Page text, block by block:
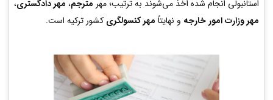
استانبولی انجام شده اخذ می‌شوند به ترتیب؛ مهر مترجم، مهر دادگستری،
مهر وزارت امور خارجه و نهایتاً مهر کنسولگری کشور ترکیه است.